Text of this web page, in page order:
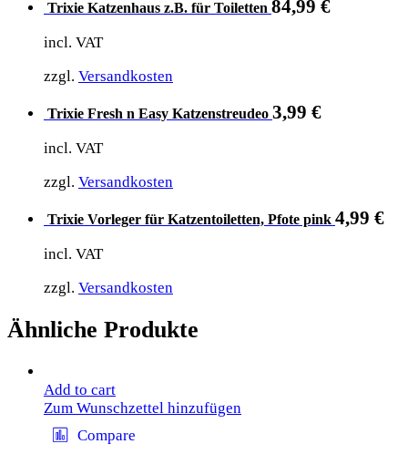
Trixie Katzenhaus z.B. für Toiletten 84,99 €
incl. VAT
zzgl. Versandkosten
Trixie Fresh n Easy Katzenstreudeo 3,99 €
incl. VAT
zzgl. Versandkosten
Trixie Vorleger für Katzentoiletten, Pfote pink 4,99 €
incl. VAT
zzgl. Versandkosten
Ähnliche Produkte
Add to cart
Zum Wunschzettel hinzufügen
Compare